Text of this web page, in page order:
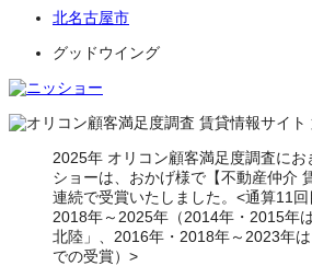
北名古屋市
グッドウイング
2025年 オリコン顧客満足度調査にお
ショーは、おかげ様で【不動産仲介
連続で受賞いたしました。<通算11
2018年～2025年（2014年・2015年
北陸」、2016年・2018年～2023年は
での受賞）>